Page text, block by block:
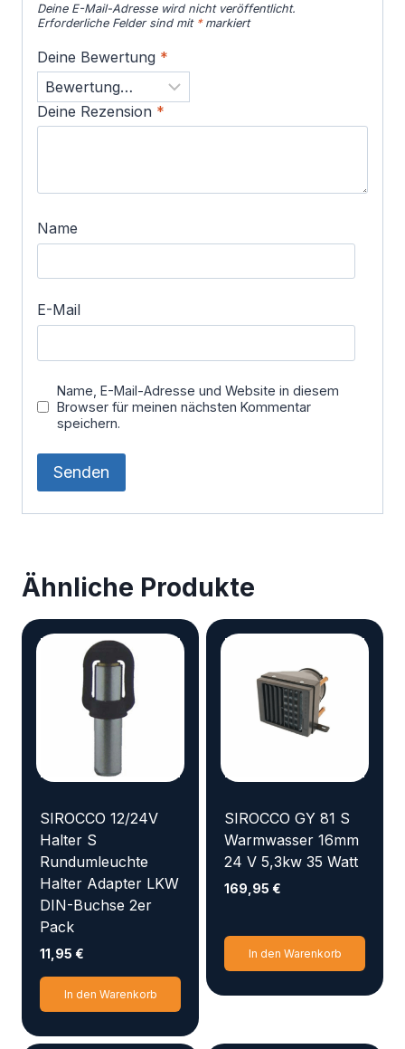
Deine E-Mail-Adresse wird nicht veröffentlicht.
Erforderliche Felder sind mit *markiert
Deine Bewertung *
Deine Rezension *
Name
E-Mail
Name, E-Mail-Adresse und Website in diesem
Browser für meinen nächsten Kommentar
speichern.
Ähnliche Produkte
SIROCCO 12/24V
Halter S
Rundumleuchte
Halter Adapter LKW
DIN-Buchse 2er
Pack
11,95 €
In den Warenkorb
SIROCCO GY 81 S
Warmwasser 16mm
24 V 5,3kw 35 Watt
169,95 €
In den Warenkorb